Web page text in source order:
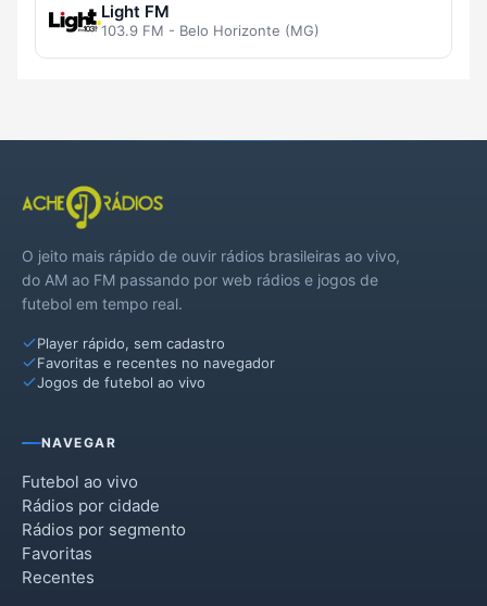
Light FM
103.9 FM - Belo Horizonte (MG)
O jeito mais rápido de ouvir rádios brasileiras ao vivo,
do AM ao FM passando por web rádios e jogos de
futebol em tempo real.
Player rápido, sem cadastro
Favoritas e recentes no navegador
Jogos de futebol ao vivo
NAVEGAR
Futebol ao vivo
Rádios por cidade
Rádios por segmento
Favoritas
Recentes